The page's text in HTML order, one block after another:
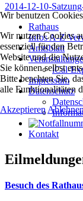
2014-12-10-
Rathaus
Infos A-Z
Amtsblatt
iCal-
Impressum
Datenschutz
Kontakt
Besuch des
Wir benutzen Cookies
Wir nutzen Cookies
essenziell für den
Website und die
Sie können selbst
Bitte beachten Sie,
alle Funktionalitäten
Akzeptieren